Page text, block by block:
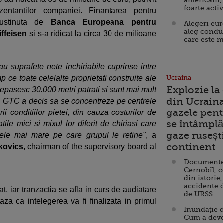
companiei. Finantarea pentru
de
Banca Europeana pentru
si s-a ridicat la circa 30 de milioane
suprafete nete inchiriabile cuprinse intre
ce toate celelalte proprietati construite ale
30.000 metri patrati si sunt mai mult
a decis sa se concentreze pe centrele
conditiilor pietei, din cauza costurilor de
mici si mixul lor diferit de chiriasi care
mai mare pe care grupul le retine", a
, chairman of the supervisory board al
iar tranzactia se afla in curs de audiatare
ca intelegerea va fi finalizata in primul
foarte
Alegeri
aleg
care este
Ucraina
Explozie
din
gazele
se
gaze
continent
Cernobîl,
din istorie,
accidente
de URSS
Inundație
Cum a